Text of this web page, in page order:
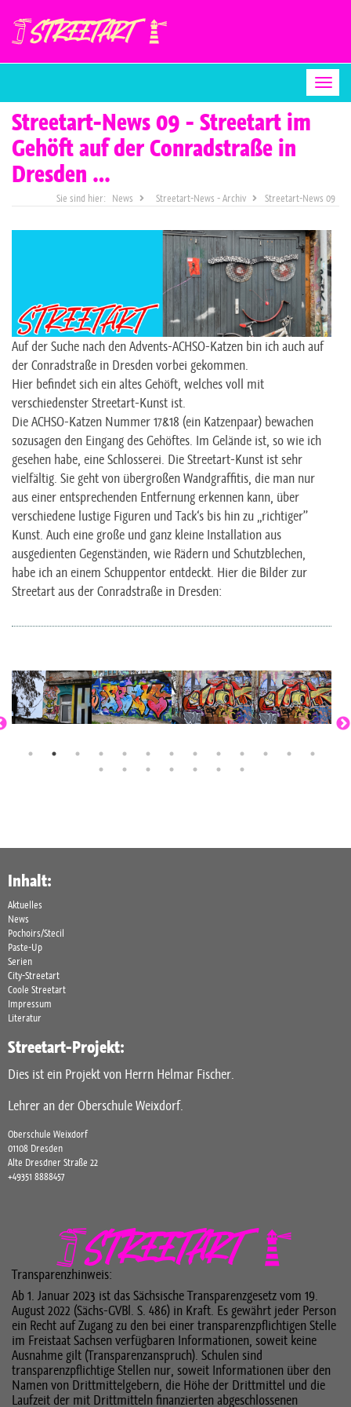
Streetart-News 09 - Streetart im
Gehöft auf der Conradstraße in
Dresden …
News Streetart-News - Archiv Streetart-News 09
Auf der Suche nach den Advents-ACHSO-Katzen bin ich auch auf
der Conradstraße in Dresden vorbei gekommen.
Hier befindet sich ein altes Gehöft, welches voll mit
verschiedenster Streetart-Kunst ist.
Die ACHSO-Katzen Nummer 17&18 (ein Katzenpaar) bewachen
sozusagen den Eingang des Gehöftes. Im Gelände ist, so wie ich
gesehen habe, eine Schlosserei. Die Streetart-Kunst ist sehr
vielfältig. Sie geht von übergroßen Wandgraffitis, die man nur
aus einer entsprechenden Entfernung erkennen kann, über
verschiedene lustige Figuren und Tack‘s bis hin zu „richtiger”
Kunst. Auch eine große und ganz kleine Installation aus
ausgedienten Gegenständen, wie Rädern und Schutzblechen,
habe ich an einem Schuppentor entdeckt. Hier die Bilder zur
Streetart aus der Conradstraße in Dresden:
Inhalt:
Aktuelles
News
Pochoirs/Stecil
Paste-Up
Serien
City-Streetart
Coole Streetart
Impressum
Literatur
Streetart-Projekt:
Dies ist ein Projekt von Herrn Helmar Fischer.
Lehrer an der Oberschule Weixdorf.
Oberschule Weixdorf
01108 Dresden
Alte Dresdner Straße 22
+49351 8888457
Transparenzhinweis:
Ab 1. Januar 2023 ist das Sächsische Transparenzgesetz vom 19.
August 2022 (Sächs-GVBl. S. 486) in Kraft. Es gewährt jeder Person
ein Recht auf Zugang zu den bei einer transparenzpflichtigen Stelle
im Freistaat Sachsen verfügbaren Informationen, soweit keine
Ausnahme gilt (Transparenzanspruch). Schulen sind
transparenzpflichtige Stellen nur, soweit Informationen über den
Namen von Drittmittelgebern, die Höhe der Drittmittel und die
Laufzeit der mit Drittmitteln finanzierten abgeschlossenen